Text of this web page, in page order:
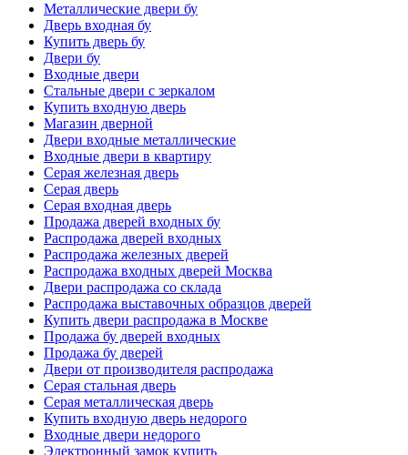
Металлические двери бу
Дверь входная бу
Купить дверь бу
Двери бу
Входные двери
Стальные двери с зеркалом
Купить входную дверь
Магазин дверной
Двери входные металлические
Входные двери в квартиру
Серая железная дверь
Серая дверь
Серая входная дверь
Продажа дверей входных бу
Распродажа дверей входных
Распродажа железных дверей
Распродажа входных дверей Москва
Двери распродажа со склада
Распродажа выставочных образцов дверей
Купить двери распродажа в Москве
Продажа бу дверей входных
Продажа бу дверей
Двери от производителя распродажа
Серая стальная дверь
Серая металлическая дверь
Купить входную дверь недорого
Входные двери недорого
Электронный замок купить